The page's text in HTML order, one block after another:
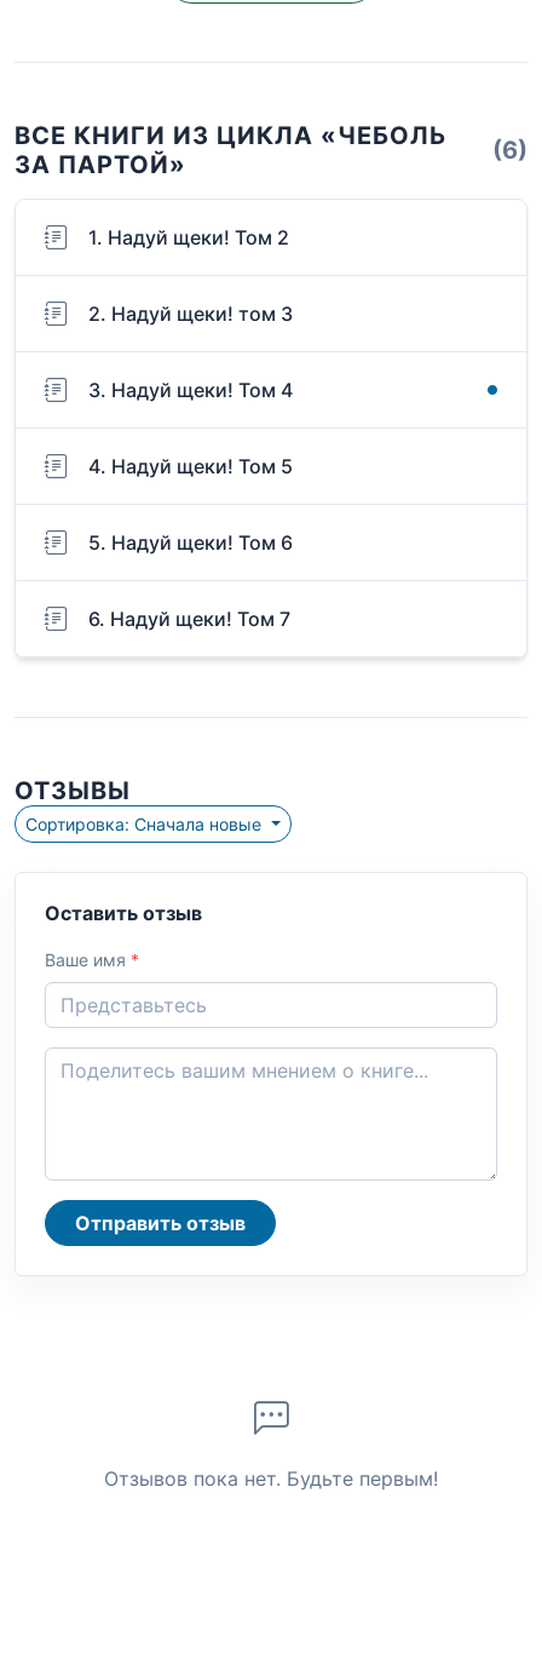
ВСЕ КНИГИ ИЗ ЦИКЛА «ЧЕБОЛЬ
ЗА ПАРТОЙ»
(6)
1. Надуй щеки! Том 2
2. Надуй щеки! том 3
3. Надуй щеки! Том 4
4. Надуй щеки! Том 5
5. Надуй щеки! Том 6
6. Надуй щеки! Том 7
ОТЗЫВЫ
Сортировка: Сначала новые
Оставить отзыв
Ваше имя *
Отправить отзыв
Отзывов пока нет. Будьте первым!